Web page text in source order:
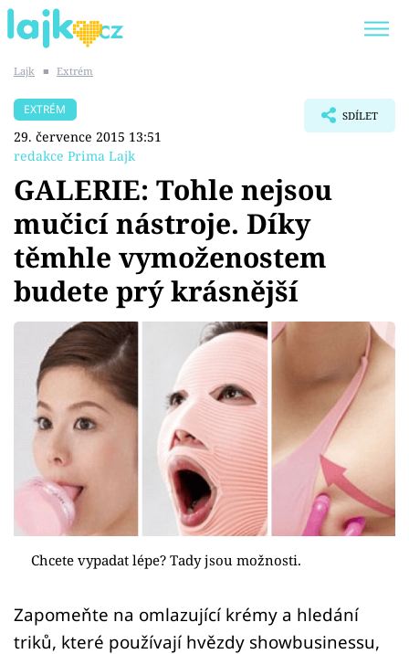
SHOPAHOLICADEL
Témata
Showbyznys
Youtubeři
Virály
Sex a vztahy
Videa
Sledujte prima+
Přihlášení
Sledujte nás
Lajk ■ Extrém
EXTRÉM
29. července 2015 13:51
redakce Prima Lajk
SDÍLET
GALERIE: Tohle nejsou
mučicí nástroje. Díky
těmhle vymoženostem
budete prý krásnější
Chcete vypadat lépe? Tady jsou možnosti.
Zapomeňte na omlazující krémy a hledání
triků, které používají hvězdy showbusinessu,